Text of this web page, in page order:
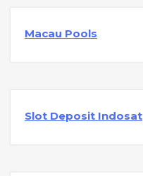
Macau Pools
Slot Deposit Indosat